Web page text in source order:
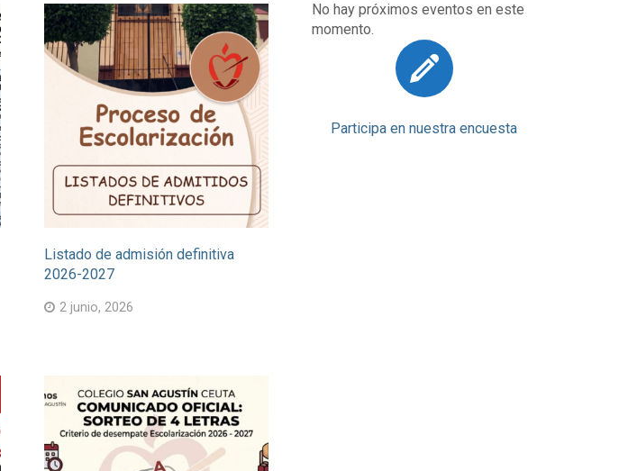
Listado de admisión definitiva
2026-2027
2 junio, 2026
No hay próximos eventos en este
momento.
Participa en nuestra encuesta